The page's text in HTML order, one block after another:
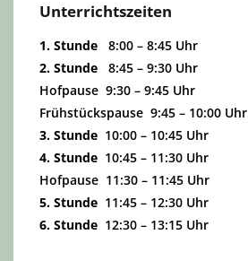
Unterrichtszeiten
1. Stunde8:00 – 8:45 Uhr
2. Stunde8:45 – 9:30 Uhr
Hofpause 9:30 – 9:45 Uhr
Frühstückspause 9:45 – 10:00 Uhr
3. Stunde10:00 – 10:45 Uhr
4. Stunde10:45 – 11:30 Uhr
Hofpause 11:30 – 11:45 Uhr
5. Stunde11:45 – 12:30 Uhr
6. Stunde12:30 – 13:15 Uhr